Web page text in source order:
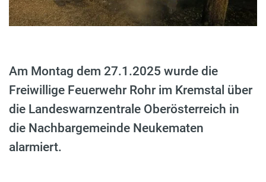
Am Montag dem 27.1.2025 wurde die
Freiwillige Feuerwehr Rohr im Kremstal über
die Landeswarnzentrale Oberösterreich in
die Nachbargemeinde Neukematen
alarmiert.